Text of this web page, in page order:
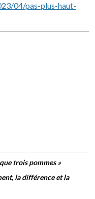
04/pas-plus-haut-
trois pommes »
la différence et la